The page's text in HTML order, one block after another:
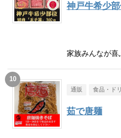
神戸牛希少
家族みんなが喜
通販 食品・ド
茹で唐麺